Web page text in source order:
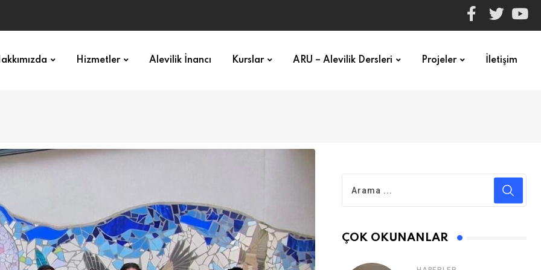
Hizmetler Alevilik İnancı Kurslar ARU – Alevilik Dersleri Projeler İletişim
ÇOK OKUNANLAR